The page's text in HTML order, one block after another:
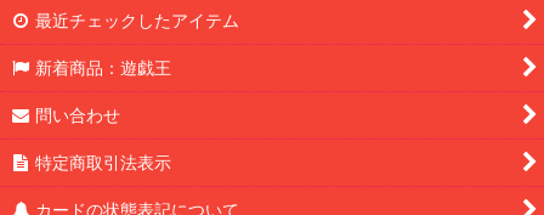
最近チェックしたアイテム
新着商品：遊戯王
問い合わせ
特定商取引法表示
カードの状態表記について